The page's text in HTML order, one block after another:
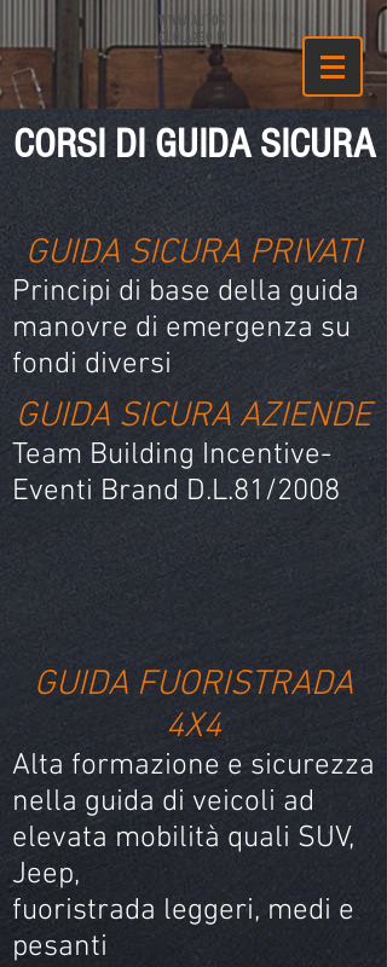
WWW.AUTOS
CUOLA2GO.IT
CORSI DI GUIDA SICURA
GUIDA SICURA PRIVATI
Principi di base della guida­
manovre di emergenza su
fondi diversi
GUIDA SICURA AZIENDE
Team Building­ Incentive­
Eventi­ Brand­ D.L.81/2008
GUIDA FUORISTRADA
4X4
Alta formazione e sicurezza
nella guida di veicoli ad
elevata mobilità quali SUV,
Jeep,
fuoristrada leggeri, medi e
pesanti